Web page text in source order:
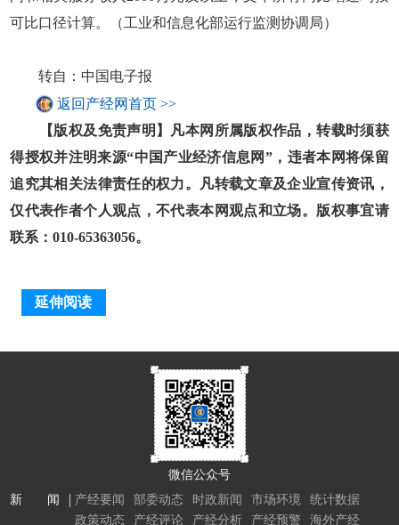
可比口径计算。（工业和信息化部运行监测协调局）
转自：中国电子报
返回产经网首页 >>
【版权及免责声明】凡本网所属版权作品，转载时须获
得授权并注明来源“中国产业经济信息网”，违者本网将保留
追究其相关法律责任的权力。凡转载文章及企业宣传资讯，
仅代表作者个人观点，不代表本网观点和立场。版权事宜请
联系：010-65363056。
延伸阅读
微信公众号
新 闻
产经要闻 部委动态 时政新闻 市场环境
统计数据
政策动态
产经评论 产经分析 产经预警 海外产经